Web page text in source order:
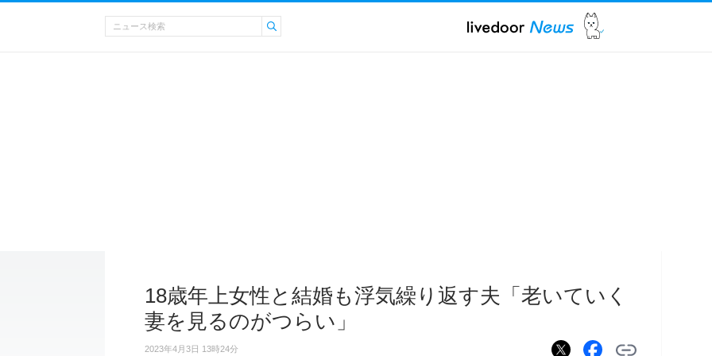
18歳年上女性と結婚も浮気繰り返す夫「老いていく
妻を見るのがつらい」
2023年4月3日 13時24分